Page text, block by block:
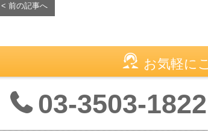
< 前の記事へ
お気軽に
03-3503-1822